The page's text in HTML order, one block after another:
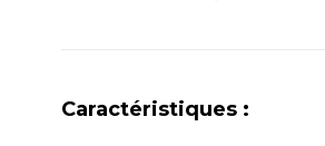
Caractéristiques :